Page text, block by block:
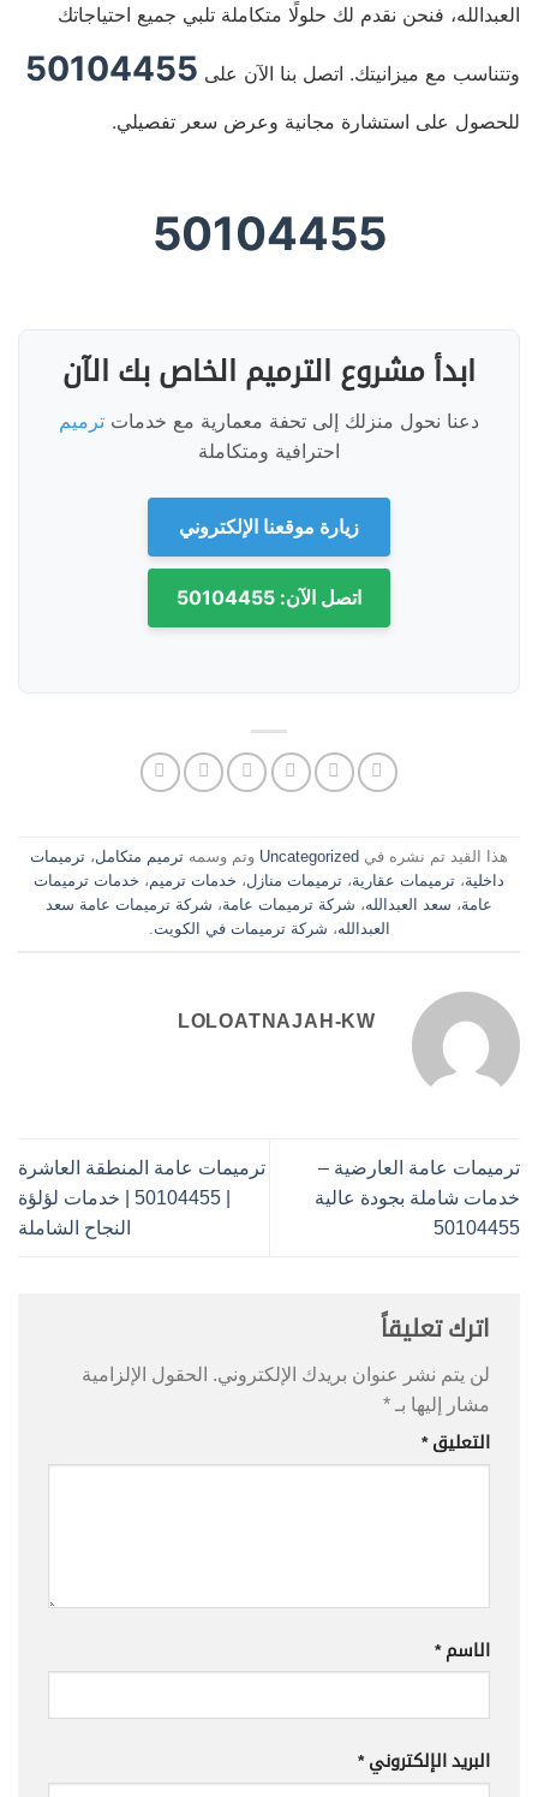
العبدالله، فنحن نقدم لك حلولًا متكاملة تلبي جميع احتياجاتك
وتتناسب مع ميزانيتك. اتصل بنا الآن على 50104455
للحصول على استشارة مجانية وعرض سعر تفصيلي.
50104455
ابدأ مشروع الترميم الخاص بك الآن
دعنا نحول منزلك إلى تحفة معمارية مع خدمات ترميم
احترافية ومتكاملة
زيارة موقعنا الإلكتروني
اتصل الآن: 50104455
هذا القيد تم نشره في Uncategorized وتم وسمه ترميم متكامل، ترميمات
داخلية، ترميمات عقارية، ترميمات منازل، خدمات ترميم، خدمات ترميمات
عامة، سعد العبدالله، شركة ترميمات عامة، شركة ترميمات عامة سعد
العبدالله، شركة ترميمات في الكويت.
LOLOATNAJAH-KW
ترميمات عامة العارضية –
خدمات شاملة بجودة عالية
50104455
ترميمات عامة المنطقة العاشرة
| 50104455 | خدمات لؤلؤة
النجاح الشاملة
اترك تعليقاً
لن يتم نشر عنوان بريدك الإلكتروني. الحقول الإلزامية
مشار إليها بـ *
التعليق*
الاسم*
البريد الإلكتروني*